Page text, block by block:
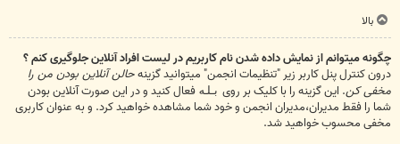
بالا
چگونه میتوانم از نمایش داده شدن نام کاربریم در لیست افراد آنلاین جلوگیری کنم ؟
درون کنترل پنل کاربر زیر "تنظیمات انجمن" میتوانید گزینهحالن آنلاین بودن من را
مخفی کن. این گزینه را با کلیک بر روی بله فعال کنید و در این صورت آنلاین بودن
شما را فقط مدیران،مدیران انجمن و خود شما مشاهده خواهید کرد. و به عنوان کاربری
مخفی محسوب خواهید شد.